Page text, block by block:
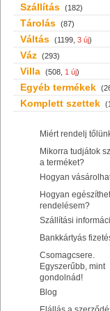
Szállítás (182)
Tárolás (87)
Váltás (1199, 3 új)
Váz (293)
Villa (508, 1 új)
Egyéb termékek
Komplett szettek
Miért rendelj
Mikorra tudjátok
a terméket?
Hogyan
Hogyan
rendelésem?
Szállítási
Bankkártyás
Csomagcsere.
Egyszerűbb, mint
gondolnád!
Blog